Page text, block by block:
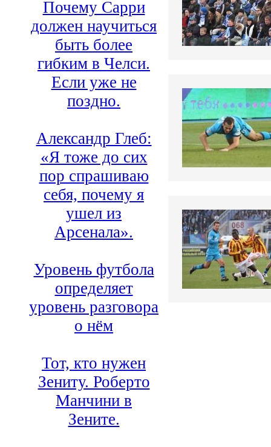
Почему Сарри
должен научиться
быть более
гибким в Челси.
Если уже не
поздно.
Александр Глеб:
«Я тоже до сих
пор спрашиваю
себя, почему я
ушел из
Арсенала».
Уровень футбола
определяет
уровень разговора
о нём
Тот, кто нужен
Зениту. Роберто
Манчини в
Зените.